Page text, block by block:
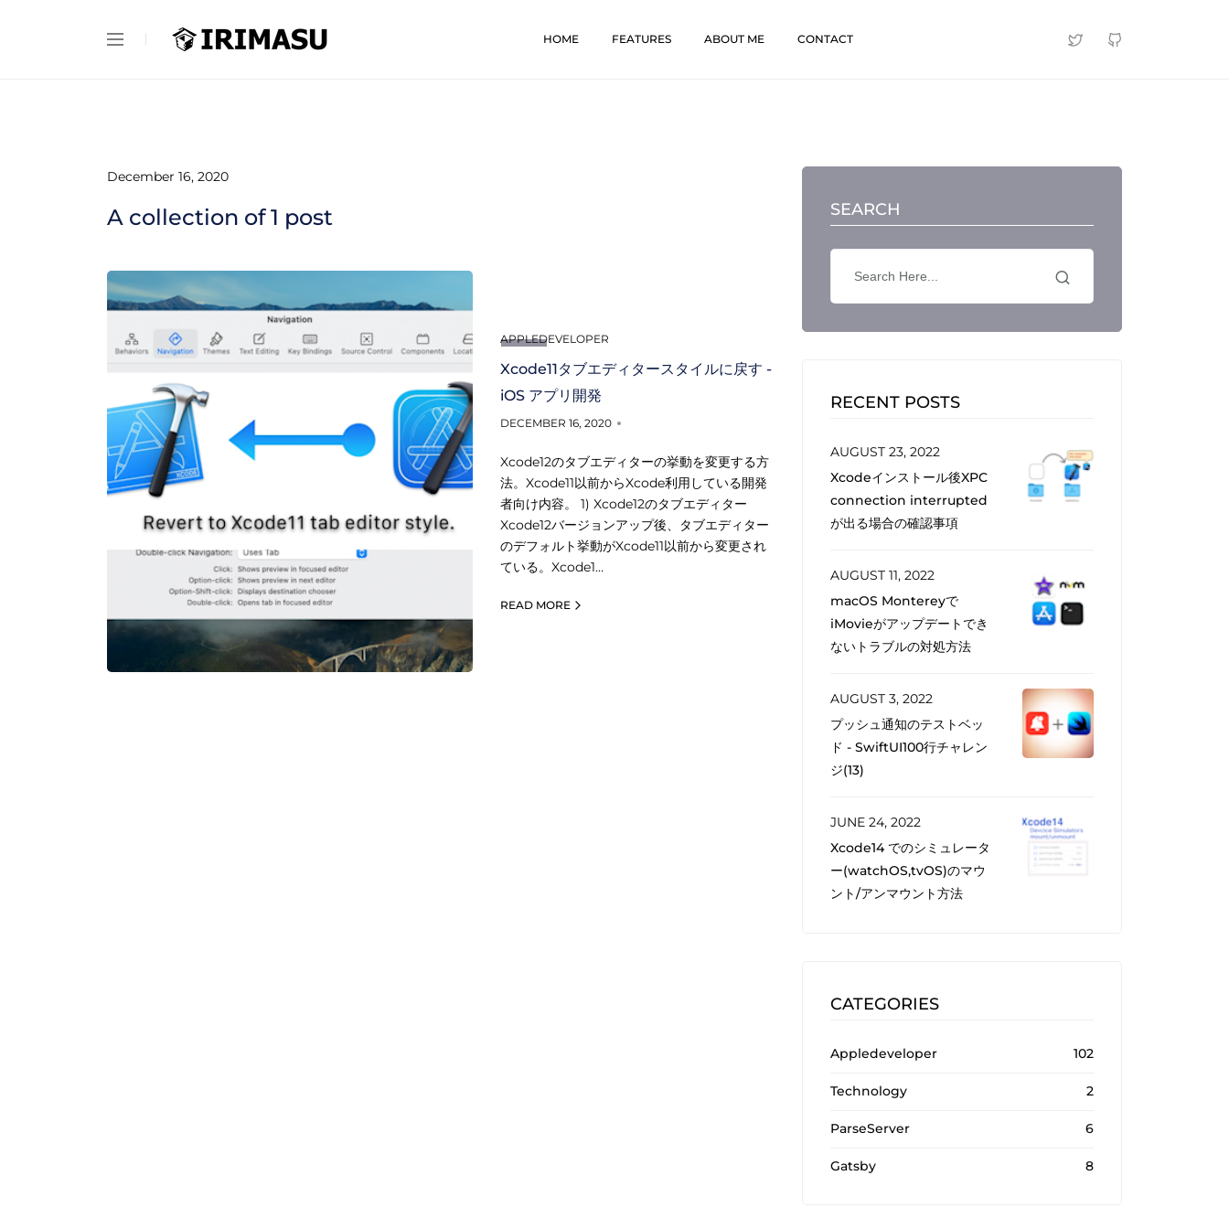
HOME FEATURES ABOUT ME CONTACT
December 16, 2020
A collection of1 post
APPLEDEVELOPER
Xcode11タブエディタースタイルに戻す -
iOS アプリ開発
DECEMBER 16, 2020
Xcode12のタブエディターの挙動を変更する方
法。Xcode11以前からXcode利用している開発
者向け内容。 1) Xcode12のタブエディター
Xcode12バージョンアップ後、タブエディター
のデフォルト挙動がXcode11以前から変更され
ている。Xcode1…
READ MORE
SEARCH
RECENT POSTS
AUGUST 23, 2022
Xcodeインストール後XPC
connection interrupted
が出る場合の確認事項
AUGUST 11, 2022
macOS Montereyで
iMovieがアップデートでき
ないトラブルの対処方法
AUGUST 3, 2022
プッシュ通知のテストベッ
ド - SwiftUI100行チャレン
ジ(13)
JUNE 24, 2022
Xcode14 でのシミュレータ
ー(watchOS,tvOS)のマウ
ント/アンマウント方法
CATEGORIES
Appledeveloper 102
Technology 2
ParseServer 6
Gatsby 8